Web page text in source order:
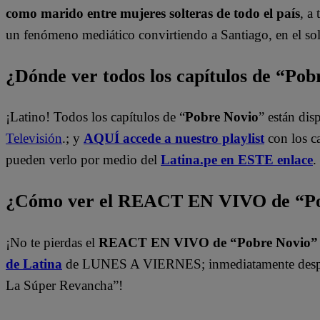
como marido entre mujeres solteras de todo el país, a
un fenómeno mediático convirtiendo a Santiago, en el
¿Dónde ver todos los capítulos de
¡Latino! Todos los capítulos de “Pobre Novio” están
Televisión.; y AQUÍ accede a nuestro playlist con los
pueden verlo por medio del Latina.pe en ESTE enlace.
¿Cómo ver el REACT EN VIVO de
¡No te pierdas el REACT EN VIVO de “Pobre
de Latina de LUNES A VIERNES; inmediatamente
La Súper Revancha”!